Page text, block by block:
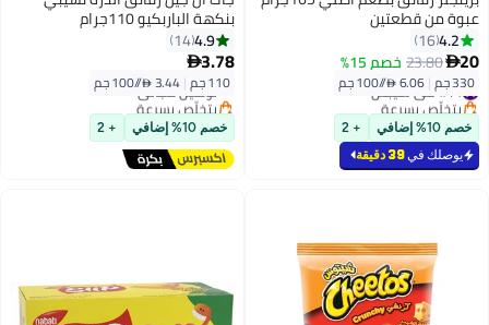
عبوة من قطعتين
4.2
16
20
23.80خصم 15%
330 جم | #14 في شيبس
بتخلّص بسرعة
#14 في شيبس
خصم 10% إضافي + 2
يوصلك في39 دقيقة
بنكهة الباربكيو 110جرام
4.9
14
3.78
110 جم |
توصيل مجاني
بتخلّص بسرعة
توصيل مجاني
خصم 10% إضافي + 2